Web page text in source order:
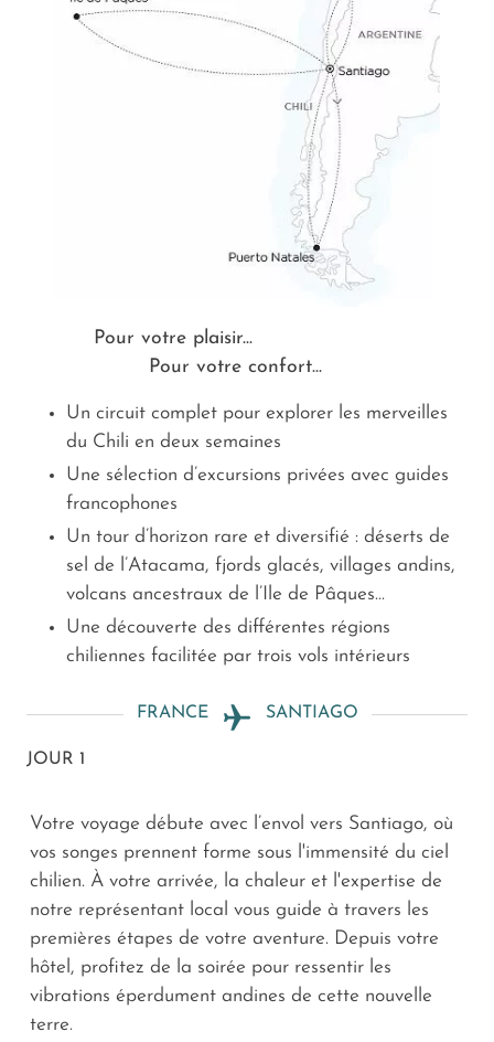
Pour votre plaisir...
Pour votre confort...
Un circuit complet pour explorer les merveilles
du Chili en deux semaines
Une sélection d’excursions privées avec guides
francophones
Un tour d’horizon rare et diversifié : déserts de
sel de l’Atacama, fjords glacés, villages andins,
volcans ancestraux de l’Ile de Pâques...
Une découverte des différentes régions
chiliennes facilitée par trois vols intérieurs
FRANCE SANTIAGO
JOUR 1
Votre voyage débute avec l’envol vers Santiago, où
vos songes prennent forme sous l'immensité du ciel
chilien. À votre arrivée, la chaleur et l'expertise de
notre représentant local vous guide à travers les
premières étapes de votre aventure. Depuis votre
hôtel, profitez de la soirée pour ressentir les
vibrations éperdument andines de cette nouvelle
terre.